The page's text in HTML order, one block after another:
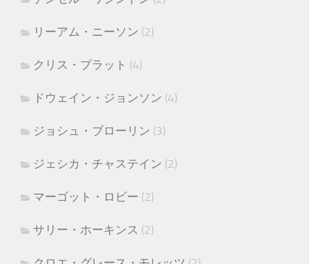
リーアム・ニーソン (2)
クリス・プラット (4)
ドウェイン・ジョンソン (4)
ジョシュ・ブローリン (3)
ジェシカ・チャステイン (2)
マーゴット・ロビー (2)
サリー・ホーキンス (2)